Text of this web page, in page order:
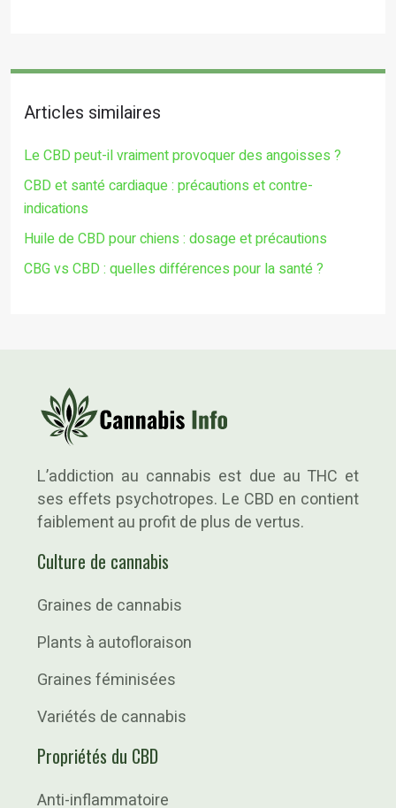
Articles similaires
Le CBD peut-il vraiment provoquer des angoisses ?
CBD et santé cardiaque : précautions et contre-
indications
Huile de CBD pour chiens : dosage et précautions
CBG vs CBD : quelles différences pour la santé ?
L’addiction au cannabis est due au THC et
ses effets psychotropes. Le CBD en contient
faiblement au profit de plus de vertus.
Culture de cannabis
Graines de cannabis
Plants à autofloraison
Graines féminisées
Variétés de cannabis
Propriétés du CBD
Anti-inflammatoire